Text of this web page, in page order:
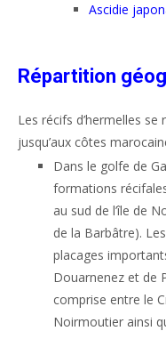
Ascidie
Répartition
Les récifs d’hermelles
jusqu’aux côtes
Dans le golfe de
formations
au sud de l’île de
de la Barbâtre).
placages
Douarnenez et de
comprise entre le
Noirmoutier ainsi